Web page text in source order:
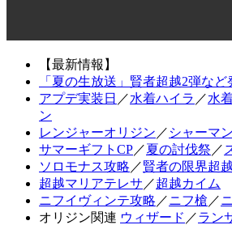
【最新情報】
「夏の生放送」賢者超越2弾な
アプデ実装日 ／水着ハイラ ／水
ン
レンジャーオリジン ／ シャーマ
サマーギフトCP／夏の討伐祭 ／
ソロモナス攻略 ／賢者の限界超越
超越マリアテレサ ／超越カイム
ニフイヴィンテ攻略 ／ニフ槍 ／
オリジン関連 ウィザード ／ラン